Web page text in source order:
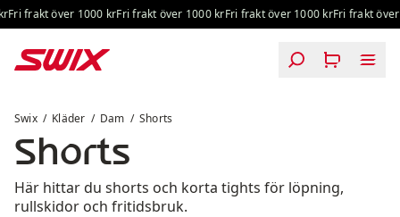
Hoppa till innehåll
Fri frakt över 1000 krFri frakt över 1000 krFri frakt över 1000 krFri frakt över
Swix Kläder Dam Shorts
Shorts
Här hittar du shorts och korta tights för löpning,
rullskidor och fritidsbruk.